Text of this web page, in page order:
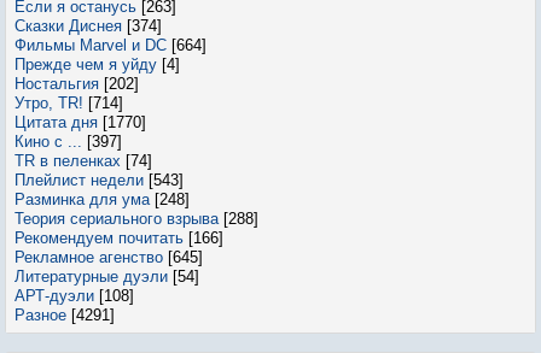
Если я останусь [263]
Сказки Диснея [374]
Фильмы Marvel и DC [664]
Прежде чем я уйду [4]
Ностальгия [202]
Утро, TR! [714]
Цитата дня [1770]
Кино с ... [397]
TR в пеленках [74]
Плейлист недели [543]
Разминка для ума [248]
Теория сериального взрыва [288]
Рекомендуем почитать [166]
Рекламное агенство [645]
Литературные дуэли [54]
АРТ-дуэли [108]
Разное [4291]